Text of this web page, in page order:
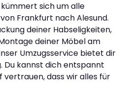
sich um alle
Frankfurt nach Alesund.
deiner Habseligkeiten,
deiner Möbel am
Umzugsservice bietet dir
Du kannst dich entspannt
vertrauen, dass wir alles für